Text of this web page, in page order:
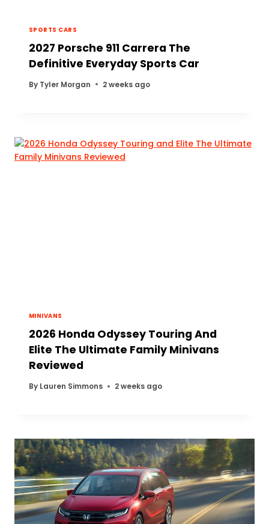
SPORTS CARS
2027 Porsche 911 Carrera The
Definitive Everyday Sports Car
By Tyler Morgan 2 weeks ago
MINIVANS
2026 Honda Odyssey Touring And
Elite The Ultimate Family Minivans
Reviewed
By Lauren Simmons 2 weeks ago